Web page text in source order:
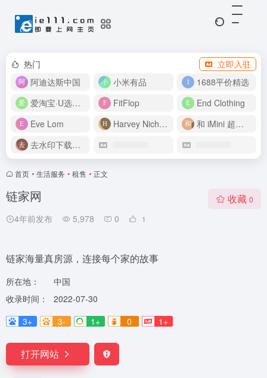
热门
立即入驻
阿迪达斯中国
小米有品
1688平价精选
爱淘宝·U选好价
FitFlop
End Clothing
Eve Lom
Harvey Nichols
和 iMini 超级智能体一起构建伟大作品
去水印下载视频
首页 • 生活服务 • 租售 • 正文
链家网
4年前发布 5,978 0 1
收藏 0
链家海量真房源，连接每个家的故事
所在地：
中国
收录时间：
2022-07-30
3+
3- 1+ 0 1+
打开网站